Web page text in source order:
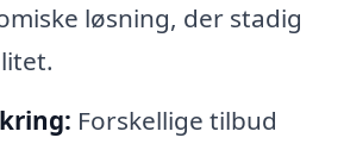
løsning, der stadig
Forskellige tilbud